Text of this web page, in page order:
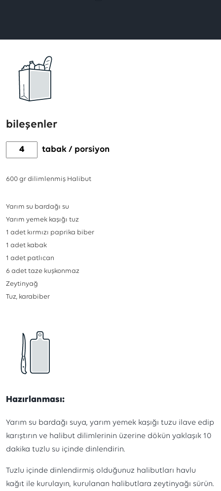
değerlendirildi,
bileşenler
tabak / porsiyon
600 gr dilimlenmiş Halibut
Yarım su bardağı su
Yarım yemek kaşığı tuz
1 adet kırmızı paprika biber
1 adet kabak
1 adet patlıcan
6 adet taze kuşkonmaz
Zeytinyağ
Tuz, karabiber
Hazırlanması:
Yarım su bardağı suya, yarım yemek kaşığı tuzu ilave edip
karıştırın ve halibut dilimlerinin üzerine dökün yaklaşık 10
dakika tuzlu su içinde dinlendirin.
Tuzlu içinde dinlendirmiş olduğunuz halibutları havlu
kağıt ile kurulayın, kurulanan halibutlara zeytinyağı sürün.